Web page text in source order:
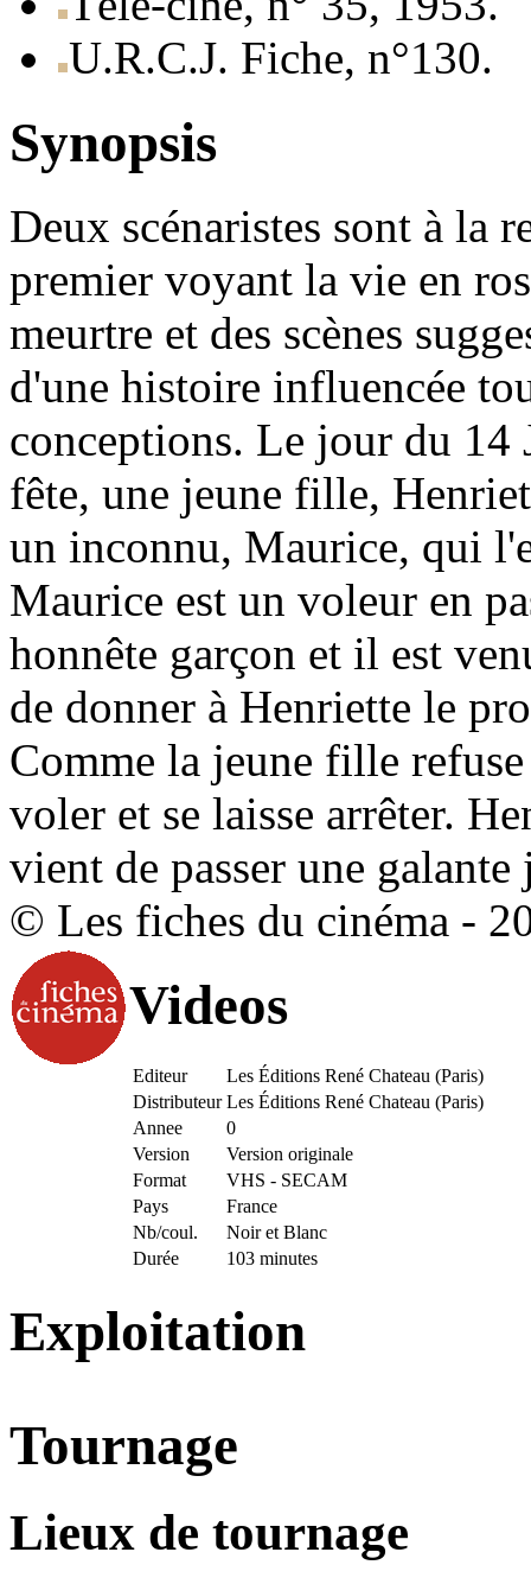
U.R.C.J. Fiche, n°130.
Synopsis
Deux scénaristes sont à la
premier voyant la vie en
meurtre et des scènes
d'une histoire influencée
conceptions. Le jour du 14
fête, une jeune fille,
un inconnu, Maurice, qui
Maurice est un voleur en
honnête garçon et il est
de donner à Henriette le
Comme la jeune fille
voler et se laisse arrêter.
vient de passer une
© Les fiches du cinéma -
Videos
Editeur
Les Éditions René Chateau (Paris)
Distributeur Les Éditions René Chateau (Paris)
Annee
0
Version
Version originale
Format
VHS - SECAM
Pays
France
Nb/coul.
Noir et Blanc
Durée
103 minutes
Exploitation
Tournage
Lieux de tournage